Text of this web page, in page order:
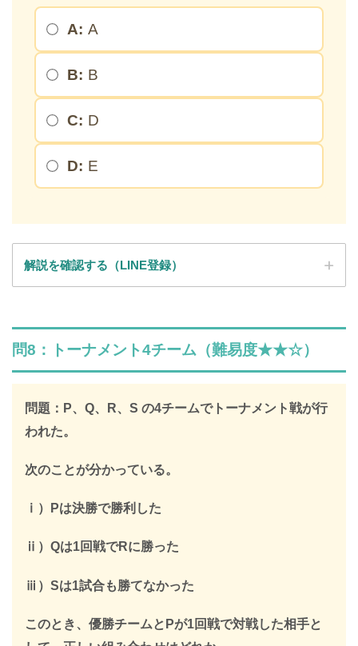
A: A
B: B
C: D
D: E
解説を確認する（LINE登録）
SPI全問の解説が見放題
解説はLINE登録で確認できます
LINEで限定キーワードを受け取ると、
312,887人
問8：トーナメント4チーム（難易度★★☆）
問題：P、Q、R、S の4チームでトーナメント戦が行
われた。
次のことが分かっている。
ⅰ）Pは決勝で勝利した
ⅱ）Qは1回戦でRに勝った
ⅲ）Sは1試合も勝てなかった
このとき、優勝チームとPが1回戦で対戦した相手と